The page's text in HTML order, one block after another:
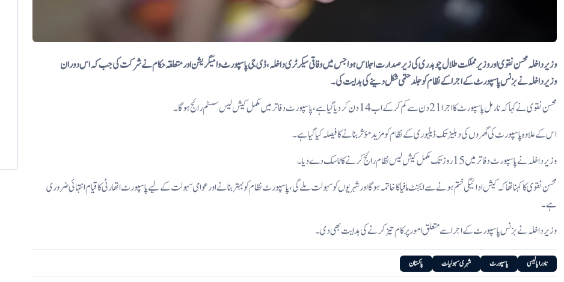
وزیر داخلہ محسن نقوی اور وزیر مملکت طلال چوہدری کی زیرصدارت اجلاس ہوا جس میں وفاقی سیکرٹری داخلہ، ڈی جی پاسپورٹ و امیگریشن اور متعلقہ حکام نے شرکت کی جب کہ اس دوران
وزیرداخلہ نے بزنس پاسپورٹ کے اجرا کے نظام کو جلد حتمی شکل دینے کی ہدایت کی۔
محسن نقوی نے کہا کہ نارمل پاسپورٹ کا اجرا 21 دن سے کم کرکے اب 14 دن کردیا گیا ہے، پاسپورٹ دفاتر میں مکمل کیش لیس سسٹم رائج ہوگا۔
اس کے علاوہ پاسپورٹ کی گھروں کی دہلیز تک ڈیلیوری کے نظام کو مزید مؤثر بنانے کا فیصلہ کیا گیا ہے۔
وزیر داخلہ نے پاسپورٹ دفاتر میں 15 روز تک مکمل کیش لیس نظام رائج کرنے کا ٹاسک دے دیا۔
محسن نقوی کا کہنا تھا کہ کیش ادائیگی ختم ہونے سے ایجنٹ مافیا کاخاتمہ ہوگا اور شہریوں کو سہولت ملے گی، پاسپورٹ نظام کو بہتر بنانے اورعوامی سہولت کے لیے پاسپورٹ اتھارٹی کاقیام انتہائی ضروری
ہے۔
وزیر داخلہ نے بزنس پاسپورٹ کے اجرا سے متعلق امور پر کام تیز کرنے کی ہدایت بھی دی۔
نادرا پالیسی پاسپورٹ شہری سہولیات پاکستان